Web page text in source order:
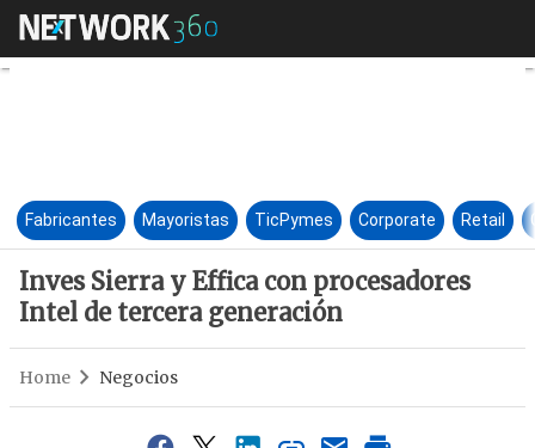
Inves Sierra y Effica con
Fabricantes Mayoristas TicPymes Corporate Retail
Inves Sierra y Effica con procesadores
Intel de tercera generación
Home Negocios